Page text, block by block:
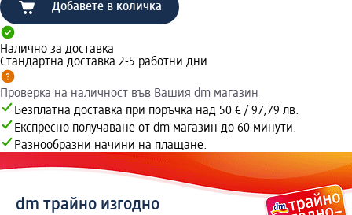
Добавете в количка
Налично за доставка
Стандартна доставка 2-5 работни дни
Проверка на наличност във Вашия dm магазин
Безплатна доставка при поръчка над 50 € / 97,79 лв.
Експресно получаване от dm магазин до 60 минути.
Разнообразни начини на плащане.
dm трайно изгодно